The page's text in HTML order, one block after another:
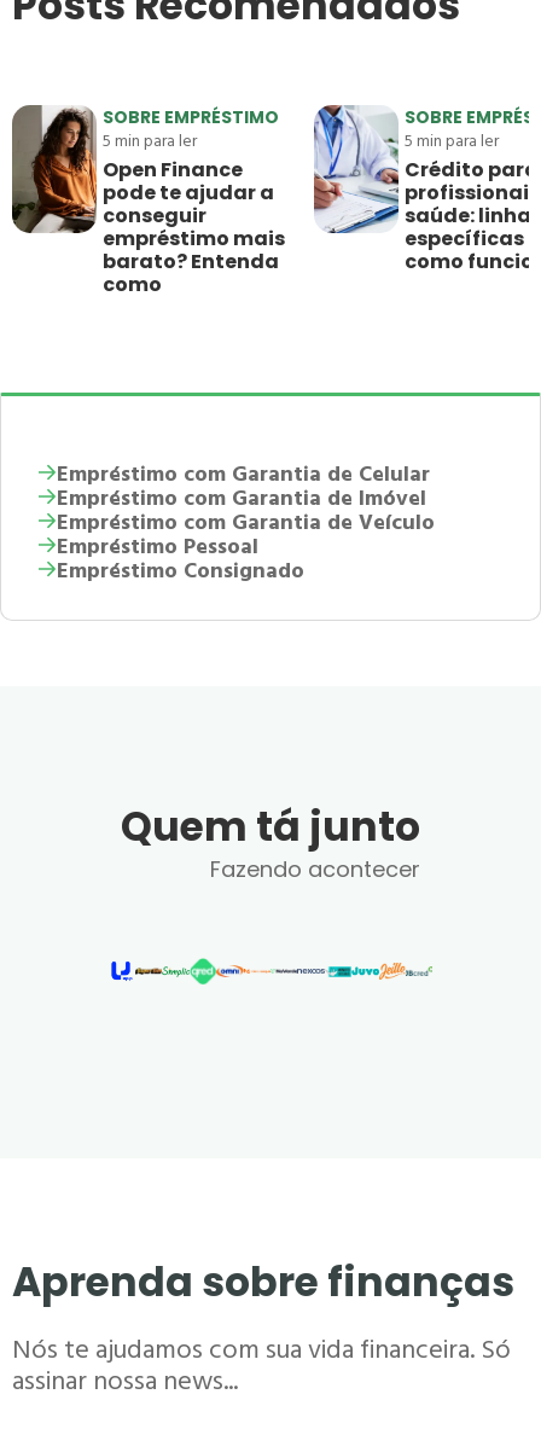
SOBRE EMPRÉSTIMO
5min para ler
Open Finance
pode te ajudar a
conseguir
empréstimo mais
barato? Entenda
como
SOBRE
5min para ler
Crédito para
saúde: linhas
específicas e
como
Empréstimo com Garantia de Celular
Empréstimo com Garantia de Imóvel
Empréstimo com Garantia de Veículo
Empréstimo Pessoal
Empréstimo Consignado
Quem tá junto
Fazendo acontecer
Aprenda sobre finanças
Nós te ajudamos com sua vida financeira. Só
assinar nossa news...